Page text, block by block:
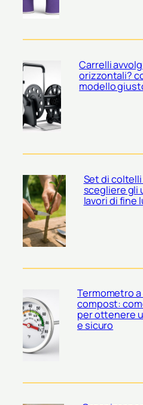
Carrelli
orizzontali?
modello
Set di
scegliere gli
lavori di fine
Termometro
compost:
per ottenere
e sicuro